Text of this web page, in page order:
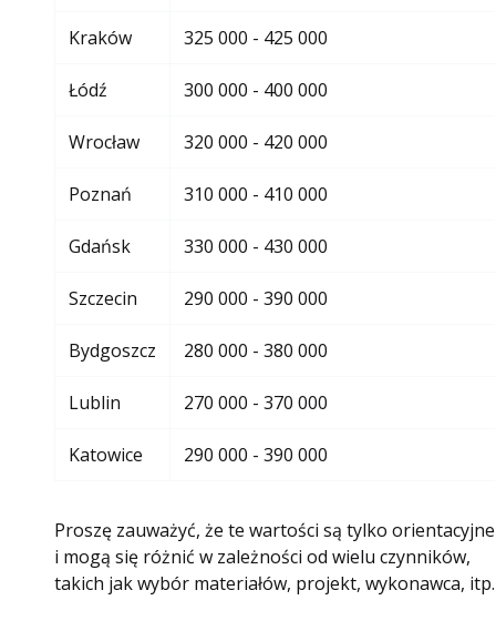
Kraków 325 000 - 425 000
Łódź 300 000 - 400 000
Wrocław 320 000 - 420 000
Poznań 310 000 - 410 000
Gdańsk 330 000 - 430 000
Szczecin 290 000 - 390 000
Bydgoszcz 280 000 - 380 000
Lublin 270 000 - 370 000
Katowice 290 000 - 390 000
Proszę zauważyć, że te wartości są tylko orientacyjne
i mogą się różnić w zależności od wielu czynników,
takich jak wybór materiałów, projekt, wykonawca, itp.